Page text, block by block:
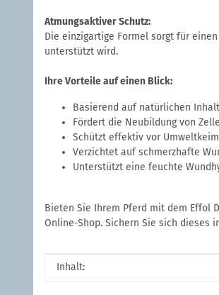
Atmungsaktiver Schutz:
Die einzigartige Formel sorgt für
unterstützt wird.
Ihre Vorteile auf einen Blick:
Basierend auf natürlichen
Fördert die Neubildung von
Schützt effektiv vor
Verzichtet auf schmerzhafte
Unterstützt eine feuchte
Bieten Sie Ihrem Pferd mit dem Effol
Online-Shop. Sichern Sie sich dieses
Produkteigenschaft
Wert
Inhalt: